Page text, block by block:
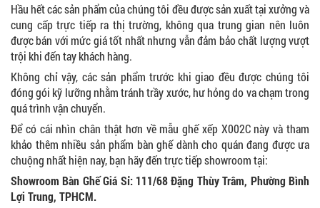
Hầu hết các sản phẩm của chúng tôi đều được sản xuất tại xưởng và
cung cấp trực tiếp ra thị trường, không qua trung gian nên luôn
được bán với mức giá tốt nhất nhưng vẫn đảm bảo chất lượng vượt
trội khi đến tay khách hàng.
Không chỉ vậy, các sản phẩm trước khi giao đều được chúng tôi
đóng gói kỹ lưỡng nhằm tránh trầy xước, hư hỏng do va chạm trong
quá trình vận chuyển.
Để có cái nhìn chân thật hơn về mẫu ghế xếp X002C này và tham
khảo thêm nhiều sản phẩm bàn ghế dành cho quán đang được ưa
chuộng nhất hiện nay, bạn hãy đến trực tiếp showroom tại:
Showroom Bàn Ghế Giá Sỉ: 111/68 Đặng Thùy Trâm, Phường Bình
Lợi Trung, TPHCM.